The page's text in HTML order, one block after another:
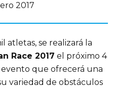
2017
atletas, se realizará la
Race 2017 el próximo 4
evento que ofrecerá una
variedad de obstáculos